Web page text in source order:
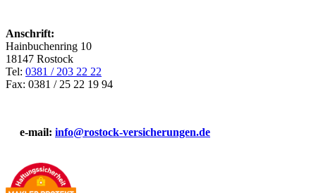
Anschrift:
Hainbuchenring 10
18147 Rostock
Tel: 0381 / 203 22 22
Fax: 0381 / 25 22 19 94
e-mail: info@rostock-versicherungen.de